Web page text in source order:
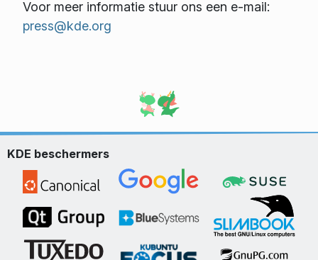
Voor meer informatie stuur ons een e-mail:
press@kde.org
KDE beschermers